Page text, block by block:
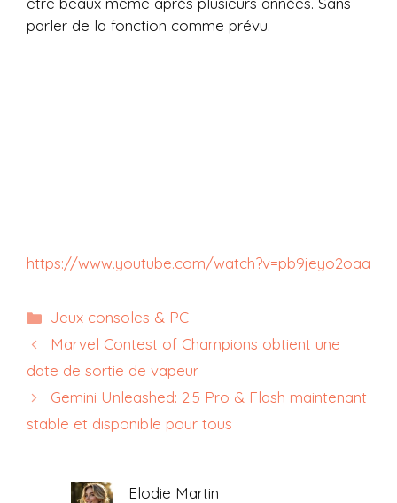
parler de la fonction comme prévu.
https://www.youtube.com/watch?v=pb9jeyo2oaa
Catégories
Jeux consoles & PC
Marvel Contest of Champions obtient une
date de sortie de vapeur
Gemini Unleashed: 2.5 Pro & Flash maintenant
stable et disponible pour tous
Elodie Martin